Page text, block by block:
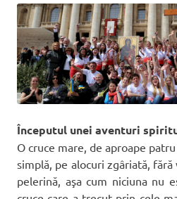
Începutul unei aventuri
O cruce mare, de aproape
simplă, pe alocuri zgâriată,
pelerină, aşa cum niciuna nu